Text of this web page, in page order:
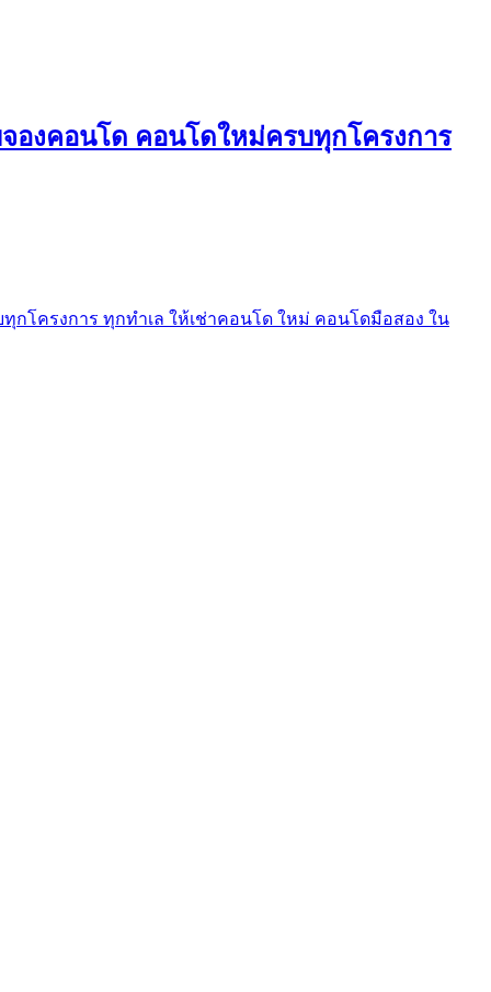
องคอนโด คอนโดใหม่ครบทุกโครงการ
โครงการ ทุกทำเล ให้เช่าคอนโด ใหม่ คอนโดมือสอง ใน